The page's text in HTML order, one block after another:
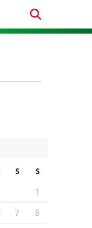
S S
1
7
8